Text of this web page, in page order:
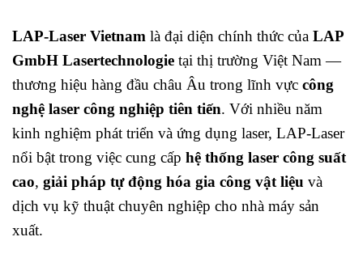
LAP-Laser Vietnam là đại diện chính thức của LAP
GmbH Lasertechnologie tại thị trường Việt Nam —
thương hiệu hàng đầu châu Âu trong lĩnh vực công
nghệ laser công nghiệp tiên tiến. Với nhiều năm
kinh nghiệm phát triển và ứng dụng laser, LAP-Laser
nổi bật trong việc cung cấp hệ thống laser công suất
cao, giải pháp tự động hóa gia công vật liệu và
dịch vụ kỹ thuật chuyên nghiệp cho nhà máy sản
xuất.